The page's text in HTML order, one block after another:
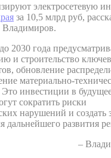
электросетевую
за 10,5 млрд руб,
Владимиров.
2030 года
и строительство
обновление
материально-
Это инвестиции в
сократить риски
нарушений и создать
дальнейшего развития
–